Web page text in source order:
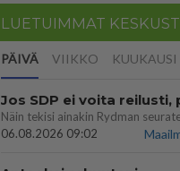
LUETUIMMAT
PÄIVÄ VIIKKO KUUKAUSI
Jos SDP ei voita
06.08.2026 09:02